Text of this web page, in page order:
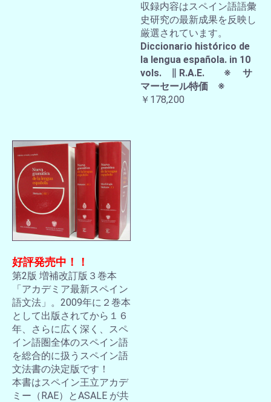
収録内容はスペイン語語彙
史研究の最新成果を反映し
厳選されています。
Diccionario histórico de
la lengua española. in 10
vols. ∥ R.A.E. ※ サ
マーセール特価 ※
￥178,200
好評発売中！！
第2版 増補改訂版３巻本
「アカデミア最新スペイン
語文法」。2009年に２巻本
として出版されてから１６
年、さらに広く深く、スペ
イン語圏全体のスペイン語
を総合的に扱うスペイン語
文法書の決定版です！
本書はスペイン王立アカデ
ミー（RAE）とASALE が共